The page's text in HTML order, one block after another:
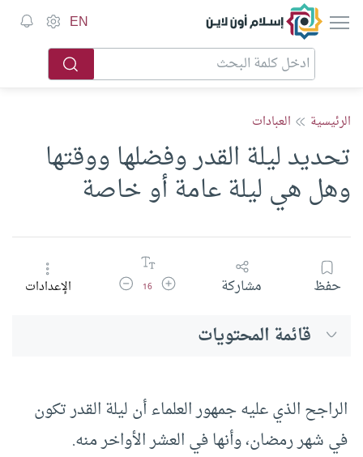
EN
الرئيسية العبادات
تحديد ليلة القدر وفضلها ووقتها
وهل هي ليلة عامة أو خاصة
حفظ مشاركة زيادة حجم الخط
16 تقليل حجم الخطالإعدادات
قائمة المحتويات
الراجح الذي عليه جمهور العلماء أن ليلة القدر تكون
في شهر رمضان، وأنها في العشر الأواخر منه.